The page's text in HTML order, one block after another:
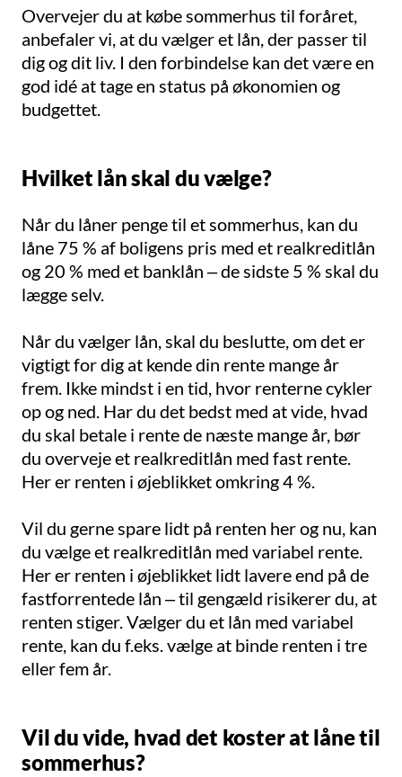
Overvejer du at købe sommerhus til foråret,
anbefaler vi, at du vælger et lån, der passer til
dig og dit liv. I den forbindelse kan det være en
god idé at tage en status på økonomien og
budgettet.
Hvilket lån skal du vælge?
Når du låner penge til et sommerhus, kan du
låne 75 % af boligens pris med et realkreditlån
og 20 % med et banklån – de sidste 5 % skal du
lægge selv.
Når du vælger lån, skal du beslutte, om det er
vigtigt for dig at kende din rente mange år
frem. Ikke mindst i en tid, hvor renterne cykler
op og ned. Har du det bedst med at vide, hvad
du skal betale i rente de næste mange år, bør
du overveje et realkreditlån med fast rente.
Her er renten i øjeblikket omkring 4 %.
Vil du gerne spare lidt på renten her og nu, kan
du vælge et realkreditlån med variabel rente.
Her er renten i øjeblikket lidt lavere end på de
fastforrentede lån – til gengæld risikerer du, at
renten stiger. Vælger du et lån med variabel
rente, kan du f.eks. vælge at binde renten i tre
eller fem år.
Vil du vide, hvad det koster at låne til
sommerhus?